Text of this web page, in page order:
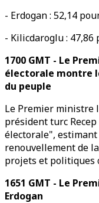
- Erdogan : 52,14
- Kilicdaroglu : 47,86
1700 GMT - Le
électorale montre
du peuple
Le Premier ministre
président turc
électorale",
renouvellement de
projets et politiques
1651 GMT - Le
Erdogan